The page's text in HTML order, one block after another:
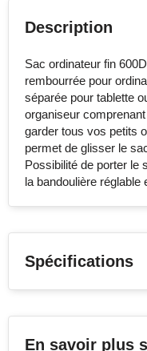
Description
Sac ordinateur fin
rembourrée pour
séparée pour tablette
organiseur
garder tous vos petits
permet de glisser le
Possibilité de porter le
la bandoulière réglable
Spécifications
En savoir plus